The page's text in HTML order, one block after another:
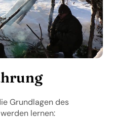
Grundlagen des
lernen: